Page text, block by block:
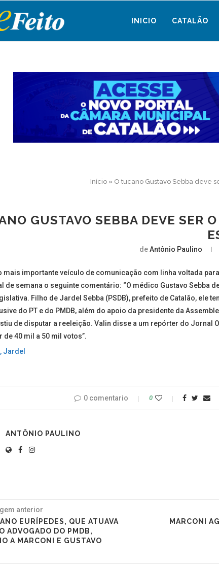
INICIO CATALÃO
Início » O tucano Gustavo Sebba deve
GUSTAVO SEBBA DEVE SER
deAntônio Paulino
mais importante veículo de comunicação com linha voltada
de semana o seguinte comentário: “O médico Gustavo Sebba
Filho de Jardel Sebba (PSDB), prefeito de Catalão, ele
do PT e do PMDB, além do apoio da presidente da
de disputar a reeleição. Valin disse a um repórter do Jornal
de 40 mil a 50 mil votos”.
0 comentario 0
ANTÔNIO PAULINO
anterior
EURÍPEDES, QUE ATUAVA
ADVOGADO DO PMDB,
A MARCONI E GUSTAVO
MARCONI